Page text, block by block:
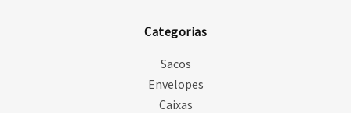
Categorias
Sacos
Envelopes
Caixas